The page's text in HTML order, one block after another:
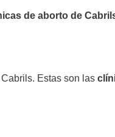
de aborto de
Estas son las